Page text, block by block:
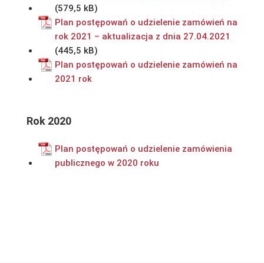
Plan postępowań o udzielenie zamówień na
rok 2021 – aktualizacja z dnia 27.04.2021
Plan postępowań o udzielenie zamówień na
2021 rok
Rok 2020
Plan postępowań o udzielenie zamówienia
publicznego w 2020 roku